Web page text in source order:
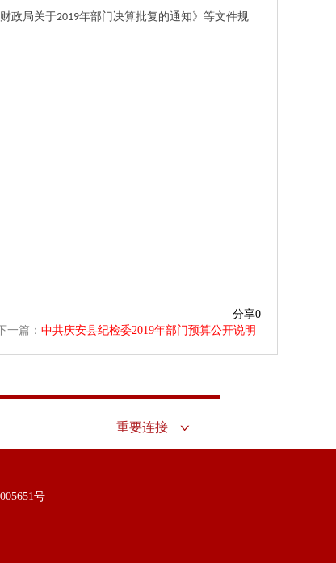
政局关于2019年部门决算批复的通知》等文件规
分享0
一篇： 中共庆安县纪检委2019年部门预算公开说明
重要连接
号